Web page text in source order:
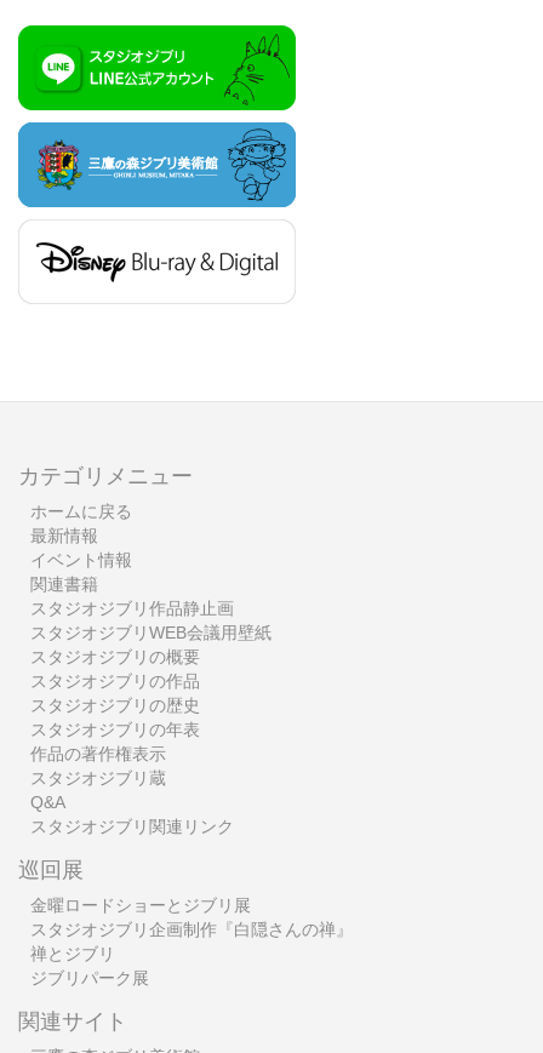
カテゴリメニュー
ホームに戻る
最新情報
イベント情報
関連書籍
スタジオジブリ作品静止画
スタジオジブリWEB会議用壁紙
スタジオジブリの概要
スタジオジブリの作品
スタジオジブリの歴史
スタジオジブリの年表
作品の著作権表示
スタジオジブリ蔵
Q&A
スタジオジブリ関連リンク
巡回展
金曜ロードショーとジブリ展
スタジオジブリ企画制作『白隠さんの禅』
禅とジブリ
ジブリパーク展
関連サイト